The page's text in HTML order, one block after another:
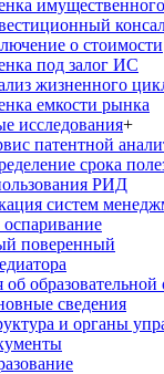
о стоимости
под залог ИС
жизненного
емкости рынка
исследования+
патентной
срока
РИД
систем
поверенный
об образовательной
сведения
и органы